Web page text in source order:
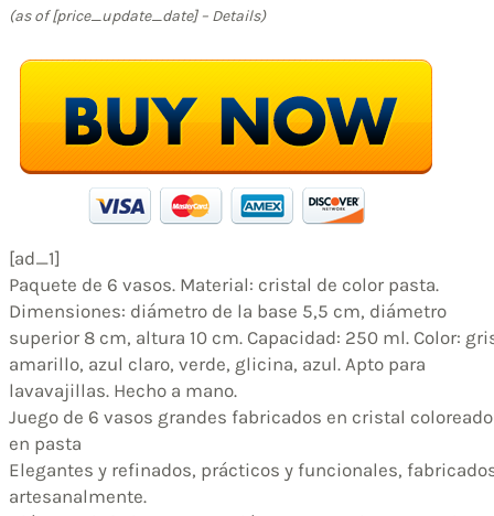
(as of [price_update_date] – Details)
[ad_1]
Paquete de 6 vasos. Material: cristal de color pasta.
Dimensiones: diámetro de la base 5,5 cm, diámetro
superior 8 cm, altura 10 cm. Capacidad: 250 ml. Color:
amarillo, azul claro, verde, glicina, azul. Apto para
lavavajillas. Hecho a mano.
Juego de 6 vasos grandes fabricados en cristal coloreado
en pasta
Elegantes y refinados, prácticos y funcionales,
artesanalmente.